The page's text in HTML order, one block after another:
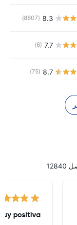
8.3
(8807)
7.7
(6)
8.7
(75)
positiva